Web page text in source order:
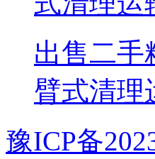
出售二手
臂式清理
豫ICP备